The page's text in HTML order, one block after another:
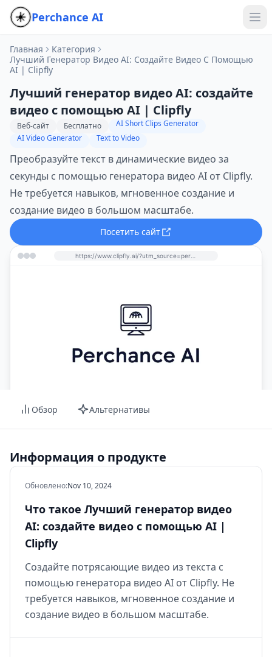
Perchance AI
Главная
Категория
Лучший Генератор Видео AI: Создайте Видео С Помощью
AI | Clipfly
Лучший генератор видео AI: создайте
видео с помощью AI | Clipfly
Веб-сайт Бесплатно
AI Short Clips Generator
AI Video Generator
Text to Video
Преобразуйте текст в динамические видео за
секунды с помощью генератора видео AI от Clipfly.
Не требуется навыков, мгновенное создание и
создание видео в большом масштабе.
Посетить сайт
Обзор Альтернативы
Информация о продукте
Обновлено:Nov 10, 2024
Что такое Лучший генератор видео
AI: создайте видео с помощью AI |
Clipfly
Создайте потрясающие видео из текста с
помощью генератора видео AI от Clipfly. Не
требуется навыков, мгновенное создание и
создание видео в большом масштабе.